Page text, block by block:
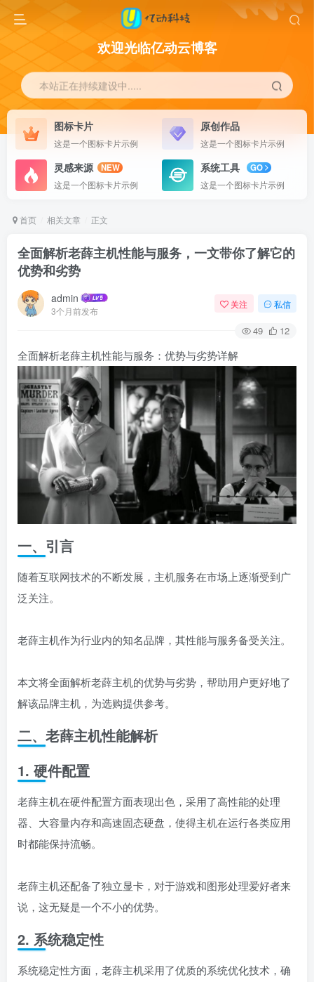
欢迎光临亿动云博客
本站正在持续建设中.....
图标卡片
这是一个图标卡片示例
原创作品
这是一个图标卡片示例
灵感来源
NEW
这是一个图标卡片示例
系统工具
GO
这是一个图标卡片示例
首页 相关文章 正文
全面解析老薛主机性能与服务，一文带你了解它的
优势和劣势
admin
3个月前发布
关注 私信
49 12
全面解析老薛主机性能与服务：优势与劣势详解
一、引言
随着互联网技术的不断发展，主机服务在市场上逐渐受到广
泛关注。
老薛主机作为行业内的知名品牌，其性能与服务备受关注。
本文将全面解析老薛主机的优势与劣势，帮助用户更好地了
解该品牌主机，为选购提供参考。
二、老薛主机性能解析
1. 硬件配置
老薛主机在硬件配置方面表现出色，采用了高性能的处理
器、大容量内存和高速固态硬盘，使得主机在运行各类应用
时都能保持流畅。
老薛主机还配备了独立显卡，对于游戏和图形处理爱好者来
说，这无疑是一个不小的优势。
2. 系统稳定性
系统稳定性方面，老薛主机采用了优质的系统优化技术，确